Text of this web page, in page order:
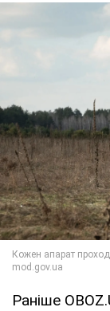
Раніше